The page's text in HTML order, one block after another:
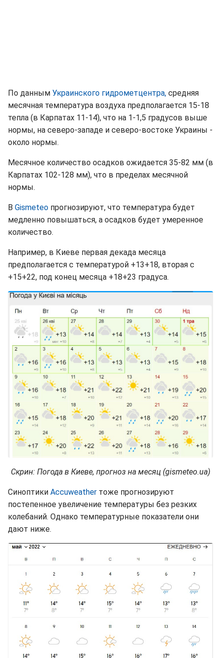
По данным Украинского гидрометцентра, средняя
месячная температура воздуха предполагается 15-18
тепла (в Карпатах 11-14), что на 1-1,5 градусов выше
нормы, на северо-западе и северо-востоке Украины -
около нормы.
Месячное количество осадков ожидается 35-82 мм (в
Карпатах 102-128 мм), что в пределах месячной
нормы.
В Gismeteo прогнозируют, что температура будет
медленно повышаться, а осадков будет умеренное
количество.
Например, в Киеве первая декада месяца
предполагается с температурой +13+18, вторая с
+15+22, под конец месяца +18+23 градуса.
Скрин: Погода в Киеве, прогноз на месяц (gismeteo.ua)
Синоптики Accuweather тоже прогнозируют
постепенное увеличение температуры без резких
колебаний. Однако температурные показатели они
дают ниже.